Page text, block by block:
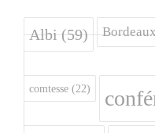
Albi(59)
comtesse (22)